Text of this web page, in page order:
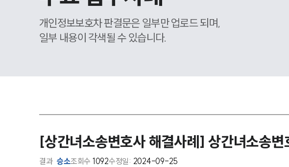
개인정보보호차 판결문은 일부만 업로드 되며,
일부 내용이 각색될 수 있습니다.
[상간녀소송변호사 해결사례] 상간녀소송
결과 승소조회수 1092수정일: 2024-09-25